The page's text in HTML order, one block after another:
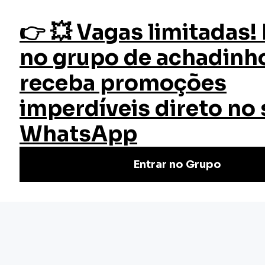
fazer login
Início Cursos Cursos Gratuitos
Enfermagem na Endocrinologia
Curso Enfermagem na
Endocrinologia
Curso de Enfermagem na Endocrinologia Grátis e Online da
EW: Aprenda técnicas essenciais para cuidar de pacientes